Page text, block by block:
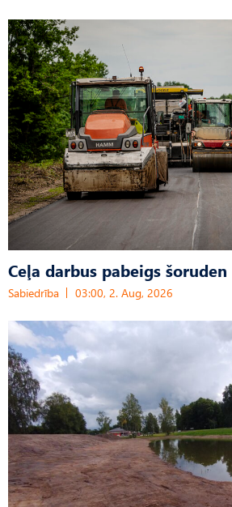
Ceļa darbus pabeigs šoruden
Sabiedrība 03:00, 2. Aug, 2026